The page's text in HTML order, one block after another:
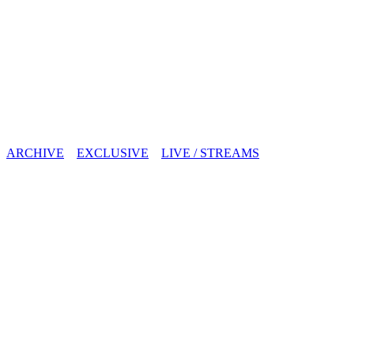
ARCHIVE EXCLUSIVE LIVE / STREAMS